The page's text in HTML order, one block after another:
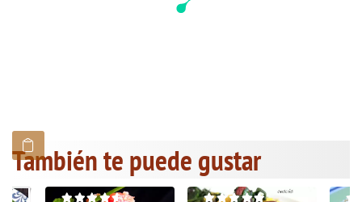
También te puede gustar